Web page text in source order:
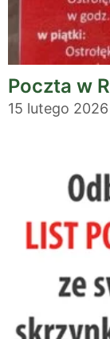
Poczta w
15 lutego 2026